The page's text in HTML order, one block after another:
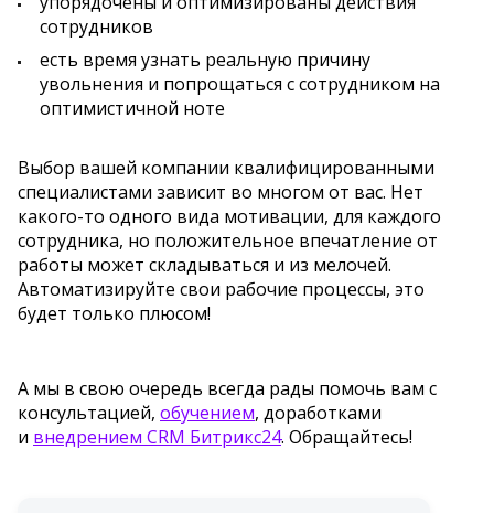
сотрудников
есть время узнать реальную причину
увольнения и попрощаться с сотрудником на
оптимистичной ноте
Выбор вашей компании квалифицированными
специалистами зависит во многом от вас. Нет
какого-то одного вида мотивации, для каждого
сотрудника, но положительное впечатление от
работы может складываться и из мелочей.
Автоматизируйте свои рабочие процессы, это
будет только плюсом!
А мы в свою очередь всегда рады помочь вам с
консультацией, обучением, доработками
и внедрением CRM Битрикс24. Обращайтесь!